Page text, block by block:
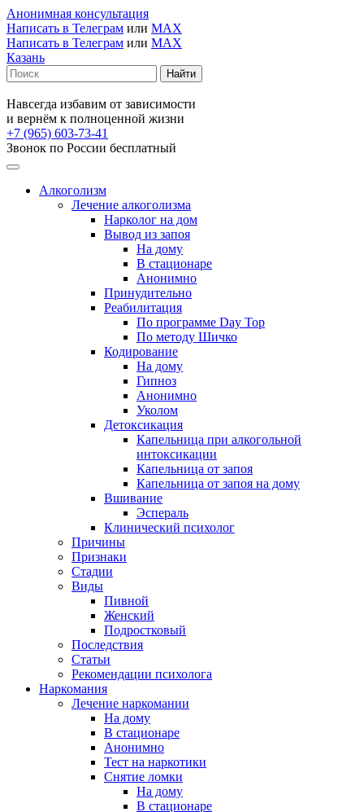
Анонимная консультация
Написать в Телеграм или MAX
Написать в Телеграм или MAX
Казань
Навсегда избавим от зависимости
и вернём к полноценной жизни
+7 (965) 603-73-41
Звонок по России бесплатный
Алкоголизм
Лечение алкоголизма
Нарколог на дом
Вывод из запоя
На дому
В стационаре
Анонимно
Принудительно
Реабилитация
По программе Day Top
По методу Шичко
Кодирование
На дому
Гипноз
Анонимно
Уколом
Детоксикация
Капельница при алкогольной
интоксикации
Капельница от запоя
Капельница от запоя на дому
Вшивание
Эспераль
Клинический психолог
Причины
Признаки
Стадии
Виды
Пивной
Женский
Подростковый
Последствия
Статьи
Рекомендации психолога
Наркомания
Лечение наркомании
На дому
В стационаре
Анонимно
Тест на наркотики
Снятие ломки
На дому
В стационаре